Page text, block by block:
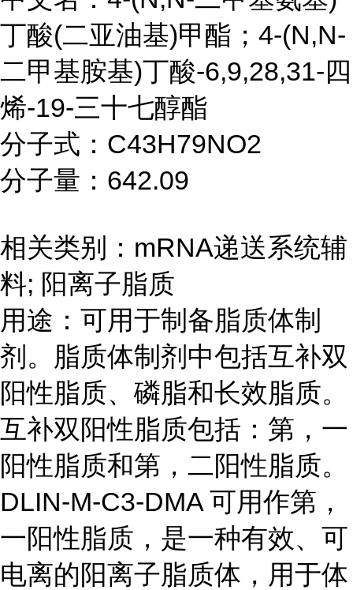
丁酸(二亚油基)甲酯；4-(N,N-
二甲基胺基)丁酸-6,9,28,31-四
烯-19-三十七醇酯
分子式：C43H79NO2
分子量：642.09
相关类别：mRNA递送系统辅
料; 阳离子脂质
用途：可用于制备脂质体制
剂。脂质体制剂中包括互补双
阳性脂质、磷脂和长效脂质。
互补双阳性脂质包括：第，一
阳性脂质和第，二阳性脂质。
DLIN-M-C3-DMA 可用作第，
一阳性脂质，是一种有效、可
电离的阳离子脂质体，用于体